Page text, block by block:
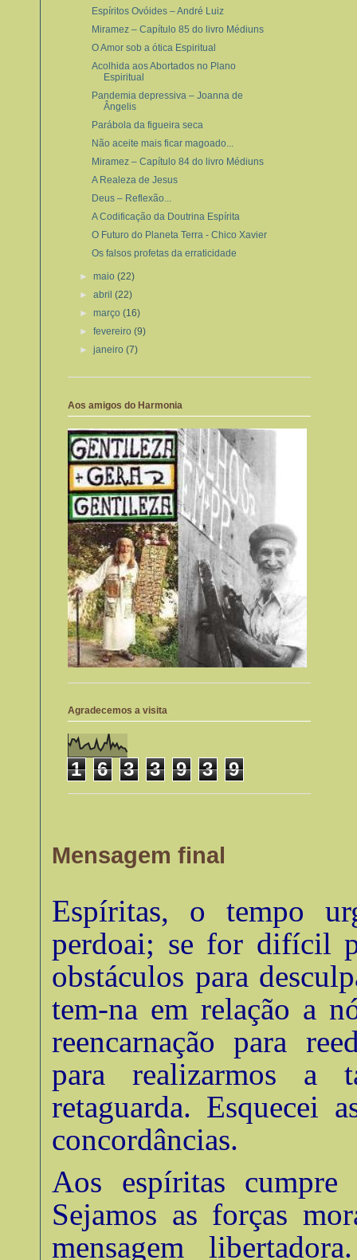
Espíritos Ovóides – André Luiz
Miramez – Capítulo 85 do livro Médiuns
O Amor sob a ótica Espiritual
Acolhida aos Abortados no Plano
Espiritual
Pandemia depressiva – Joanna de
Ângelis
Parábola da figueira seca
Não aceite mais ficar magoado...
Miramez – Capítulo 84 do livro Médiuns
A Realeza de Jesus
Deus – Reflexão...
A Codificação da Doutrina Espírita
O Futuro do Planeta Terra - Chico Xavier
Os falsos profetas da erraticidade
►maio(22)
►abril(22)
►março(16)
►fevereiro(9)
►janeiro(7)
Aos amigos do Harmonia
Agradecemos a visita
1 6 3 3 9 3 9
Mensagem final
Espíritas, o tempo
perdoai; se for difícil
obstáculos para
tem-na em relação a
reencarnação para
para realizarmos a
retaguarda. Esquecei
concordâncias.
Aos espíritas
Sejamos as forças
mensagem